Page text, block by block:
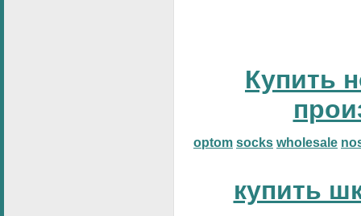
Купить
optom socks wholesale
купить